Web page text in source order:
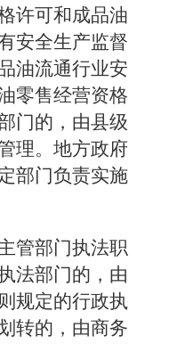
许可和成品油
安全生产监督
油流通行业安
零售经营资格
门的，由县级
理。地方政府
部门负责实施
管部门执法职
法部门的，由
规定的行政执
转的，由商务